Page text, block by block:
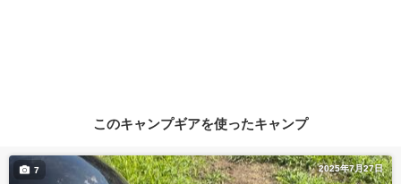
このキャンプギアを使ったキャンプ
2025年7月27日
7